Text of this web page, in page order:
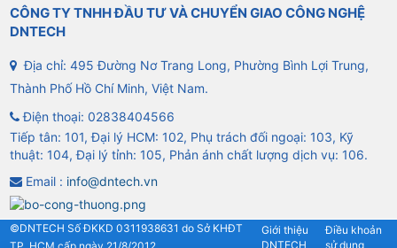
CÔNG TY TNHH ĐẦU TƯ VÀ CHUYỂN GIAO CÔNG NGHỆ
DNTECH
Địa chỉ: 495 Đường Nơ Trang Long, Phường Bình Lợi Trung,
Thành Phố Hồ Chí Minh, Việt Nam.
Điện thoại: 02838404566
Tiếp tân: 101, Đại lý HCM: 102, Phụ trách đối ngoại: 103, Kỹ
thuật: 104, Đại lý tỉnh: 105, Phản ánh chất lượng dịch vụ: 106.
Email : info@dntech.vn
©DNTECH Số ĐKKD 0311938631 do Sở KHĐT
Giới thiệu
DNTECH
Điều khoản
sử dụng